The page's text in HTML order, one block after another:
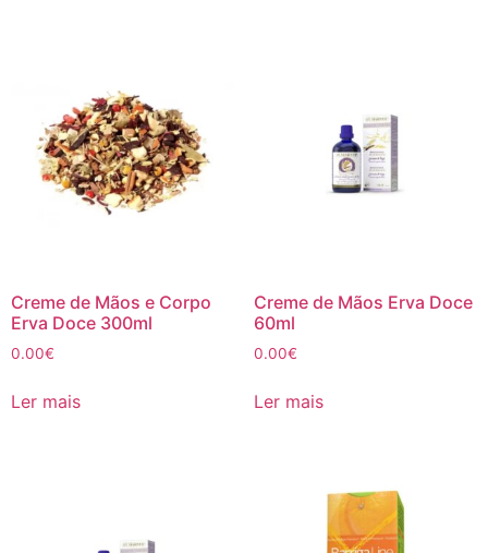
Creme de Mãos e Corpo
Erva Doce 300ml
0.00€
Ler mais
Creme de Mãos Erva Doce
60ml
0.00€
Ler mais